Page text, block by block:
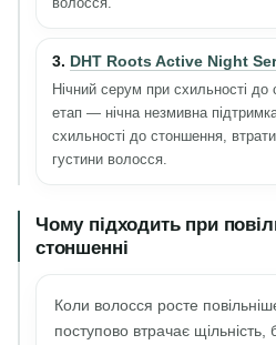
3. DHT Roots Active Night
Нічний серум при схильності
етап — нічна незмивна
схильності до стоншення,
густини волосся.
Чому підходить при
стоншенні
Коли волосся росте
поступово втрачає щільність,